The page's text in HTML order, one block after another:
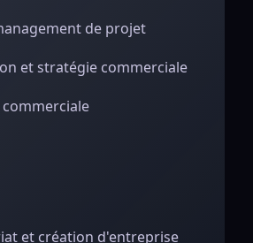
de projet
et stratégie commerciale
et création d'entreprise